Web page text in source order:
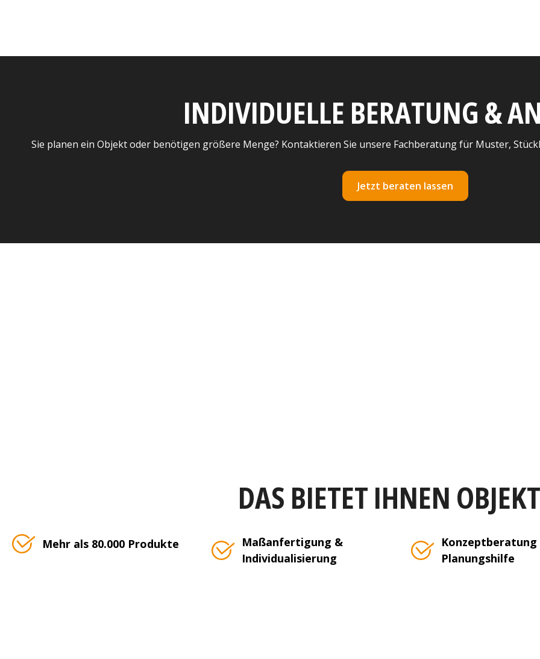
INDIVIDUELLE BERATUNG &
Sie planen ein Objekt oder benötigen größere Menge? Kontaktieren Sie unsere Fachberatung für Muster,
Jetzt beraten lassen
DAS BIETET IHNEN
Mehr als 80.000 Produkte
Maßanfertigung &
Individualisierung
Konzeptberatung
Planungshilfe